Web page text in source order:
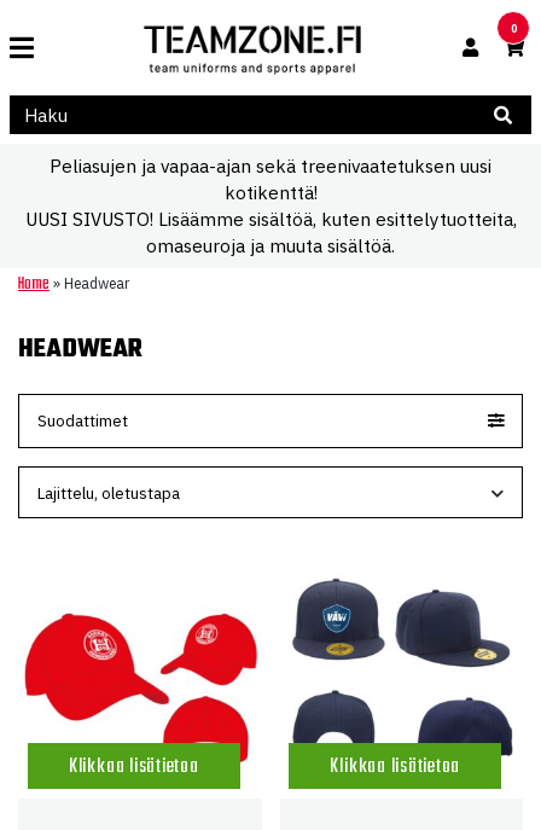
0
Peliasujen ja vapaa-ajan sekä treenivaatetuksen uusi
kotikenttä!
UUSI SIVUSTO! Lisäämme sisältöä, kuten esittelytuotteita,
omaseuroja ja muuta sisältöä.
Home » Headwear
HEADWEAR
Suodattimet
Klikkaa lisätietoa Klikkaa lisätietoa